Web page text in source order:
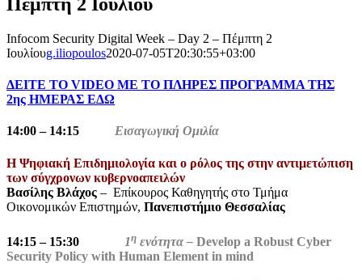
Infocom Security Digital Week – Day 2 – Πέμπτη 2
Ιουλίουg.iliopoulos2020-07-05T20:30:55+03:00
ΔΕΙΤΕ ΤΟ VIDEO ME TO ΠΛΗΡΕΣ ΠΡΟΓΡΑΜΜΑ ΤΗΣ
2ης ΗΜΕΡΑΣ ΕΔΩ
14:00 – 14:15 Εισαγωγική Ομιλία
Η Ψηφιακή Επιδημιολογία και ο ρόλος της στην αντιμετώπιση
των σύγχρονων κυβερνοαπειλών
Βασίλης Βλάχος – Επίκουρος Καθηγητής στο Τμήμα
Οικονομικών Επιστημών, Πανεπιστήμιο Θεσσαλίας
14:15 – 15:30 1η ενότητα – Develop a Robust Cyber
Security Policy with Human Element in mind